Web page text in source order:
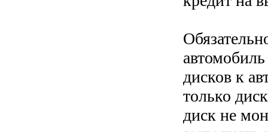
дисков к
только
диск не